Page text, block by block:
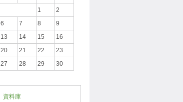
1
2
6 7 8
9
13 14 15
16
20 21 22
23
27 28 29
30
資料庫